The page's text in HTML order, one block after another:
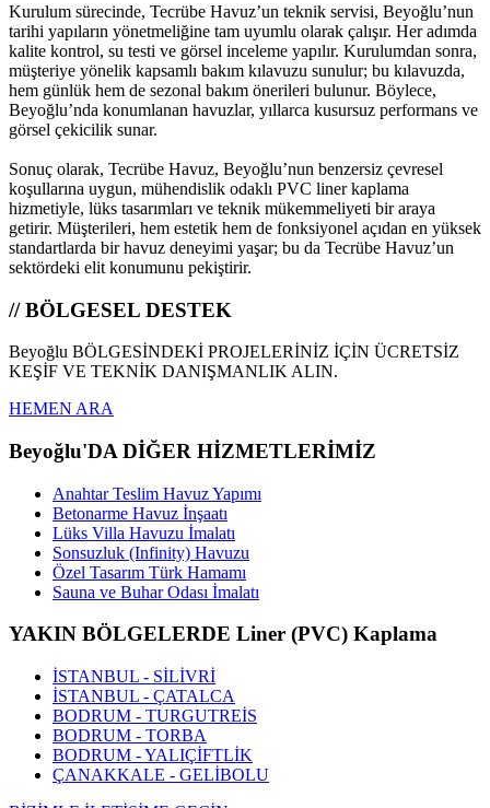
Kurulum sürecinde, Tecrübe Havuz’un teknik servisi, Beyoğlu’nun
tarihi yapıların yönetmeliğine tam uyumlu olarak çalışır. Her adımda
kalite kontrol, su testi ve görsel inceleme yapılır. Kurulumdan sonra,
müşteriye yönelik kapsamlı bakım kılavuzu sunulur; bu kılavuzda,
hem günlük hem de sezonal bakım önerileri bulunur. Böylece,
Beyoğlu’nda konumlanan havuzlar, yıllarca kusursuz performans ve
görsel çekicilik sunar.
Sonuç olarak, Tecrübe Havuz, Beyoğlu’nun benzersiz çevresel
koşullarına uygun, mühendislik odaklı PVC liner kaplama
hizmetiyle, lüks tasarımları ve teknik mükemmeliyeti bir araya
getirir. Müşterileri, hem estetik hem de fonksiyonel açıdan en yüksek
standartlarda bir havuz deneyimi yaşar; bu da Tecrübe Havuz’un
sektördeki elit konumunu pekiştirir.
// BÖLGESEL DESTEK
Beyoğlu BÖLGESİNDEKİ PROJELERİNİZ İÇİN ÜCRETSİZ
KEŞİF VE TEKNİK DANIŞMANLIK ALIN.
HEMEN ARA
Beyoğlu'DA DİĞER HİZMETLERİMİZ
Anahtar Teslim Havuz Yapımı
Betonarme Havuz İnşaatı
Lüks Villa Havuzu İmalatı
Sonsuzluk (Infinity) Havuzu
Özel Tasarım Türk Hamamı
Sauna ve Buhar Odası İmalatı
YAKIN BÖLGELERDE Liner (PVC) Kaplama
İSTANBUL - SİLİVRİ
İSTANBUL - ÇATALCA
BODRUM - TURGUTREİS
BODRUM - TORBA
BODRUM - YALIÇİFTLİK
ÇANAKKALE - GELİBOLU